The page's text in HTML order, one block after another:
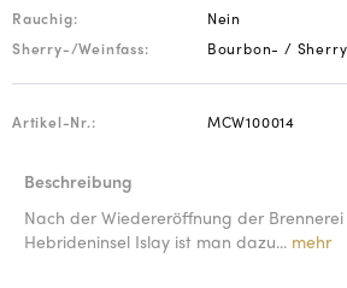
Rauchig:
Nein
Sherry-/Weinfass:
Bourbon- /
Artikel-Nr.: MCW100014
Beschreibung
Nach der Wiedereröffnung der
Hebrideninsel Islay ist man dazu... mehr